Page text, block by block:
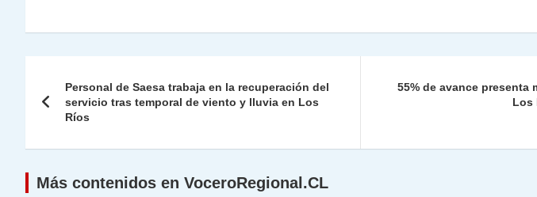
at
A
p
e
a
m
c
b
o
itt k
dI
n
p
Li
n
ai ai nt nt m
ar
de
Personal de Saesa trabaja en la recuperación del
servicio tras temporal de viento y lluvia en Los
Ríos
55% de avance presenta
Los
Más contenidos en VoceroRegional.CL